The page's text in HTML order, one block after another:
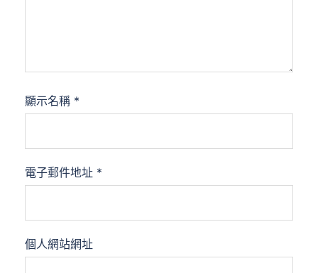
顯示名稱 *
電子郵件地址 *
個人網站網址